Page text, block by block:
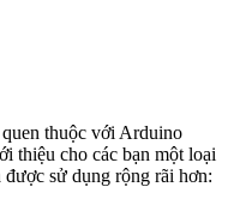
quen thuộc với Arduino
thiệu cho các bạn một loại
sử dụng rộng rãi hơn: